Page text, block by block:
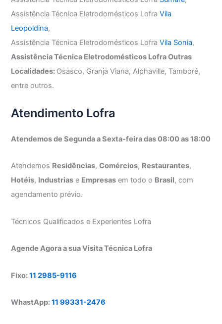
Assistência Técnica Eletrodomésticos LofraVila
Leopoldina,
Assistência Técnica Eletrodomésticos LofraVila Sonia,
Assistência Técnica Eletrodomésticos Lofra Outras
Localidades: Osasco, Granja Viana, Alphaville, Tamboré,
entre outros.
Atendimento Lofra
Atendemos de Segunda a Sexta-feira das 08:00 as 18:00
Atendemos Residências,Comércios, Restaurantes,
Hotéis, Industrias e Empresas em todo o Brasil, com
agendamento prévio.
Técnicos Qualificados e Experientes Lofra
Agende Agora a sua Visita Técnica Lofra
Fixo:11 2985-9116
WhastApp:11 99331-2476